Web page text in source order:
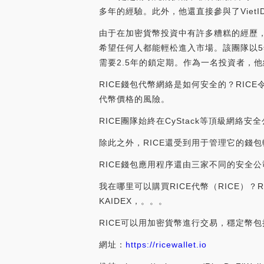
多年的經驗。此外，他還直接參與了
由于在加密貨幣投資中有許多糟糕的經
希望任何人都能輕松進入市場。該團隊以
需要2.5年的鎖定期。作為一名投資者，
RICE錢包代幣網絡是如何安全的？RICE
代幣價格的風險。
RICE團隊始終在CyStack等頂級網絡安
除此之外，RICE還受到用于管理它的錢
RICE錢包應用程序還由三家不同的安全
我在哪里可以購買RICE代幣（RICE）？
KAIDEX，。。。
RICE可以用加密貨幣進行交易，穩定幣
網址： https://ricewallet.io